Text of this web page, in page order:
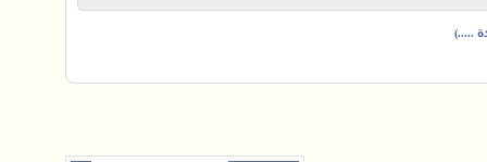
.....)